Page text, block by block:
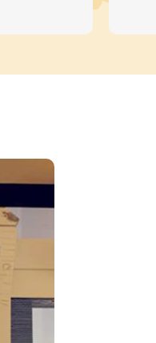
有西周时期
墙全长829
。宫殿区
城址的东
,随葬品
品丰富、
中的大、
土文物数
石器、玛
等。陶器
器、容
簋、爵等,